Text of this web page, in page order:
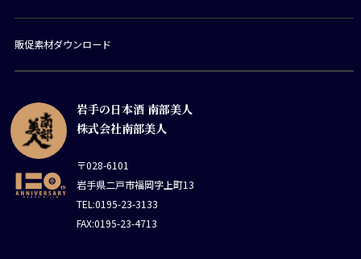
岩手の日本酒 南部美人
株式会社南部美人
〒028-6101
岩手県二戸市福岡字上町13
TEL:0195-23-3133
FAX:0195-23-4713
販促素材ダウンロード